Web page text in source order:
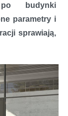
budynki
parametry i
sprawiają,